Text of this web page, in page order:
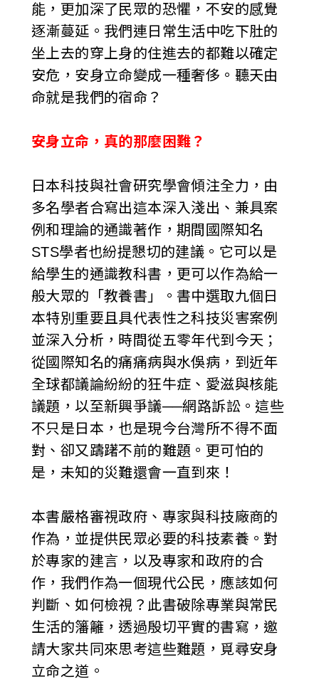
能，更加深了民眾的恐懼，不安的感覺
逐漸蔓延。我們連日常生活中吃下肚的
坐上去的穿上身的住進去的都難以確定
安危，安身立命變成一種奢侈。聽天由
命就是我們的宿命？
安身立命，真的那麼困難？
日本科技與社會研究學會傾注全力，由
多名學者合寫出這本深入淺出、兼具案
例和理論的通識著作，期間國際知名
STS學者也紛提懇切的建議。它可以是
給學生的通識教科書，更可以作為給一
般大眾的「教養書」。書中選取九個日
本特別重要且具代表性之科技災害案例
並深入分析，時間從五零年代到今天；
從國際知名的痛痛病與水俁病，到近年
全球都議論紛紛的狂牛症、愛滋與核能
議題，以至新興爭議──網路訴訟。這些
不只是日本，也是現今台灣所不得不面
對、卻又躊躇不前的難題。更可怕的
是，未知的災難還會一直到來！
本書嚴格審視政府、專家與科技廠商的
作為，並提供民眾必要的科技素養。對
於專家的建言，以及專家和政府的合
作，我們作為一個現代公民，應該如何
判斷、如何檢視？此書破除專業與常民
生活的籓籬，透過殷切平實的書寫，邀
請大家共同來思考這些難題，覓尋安身
立命之道。